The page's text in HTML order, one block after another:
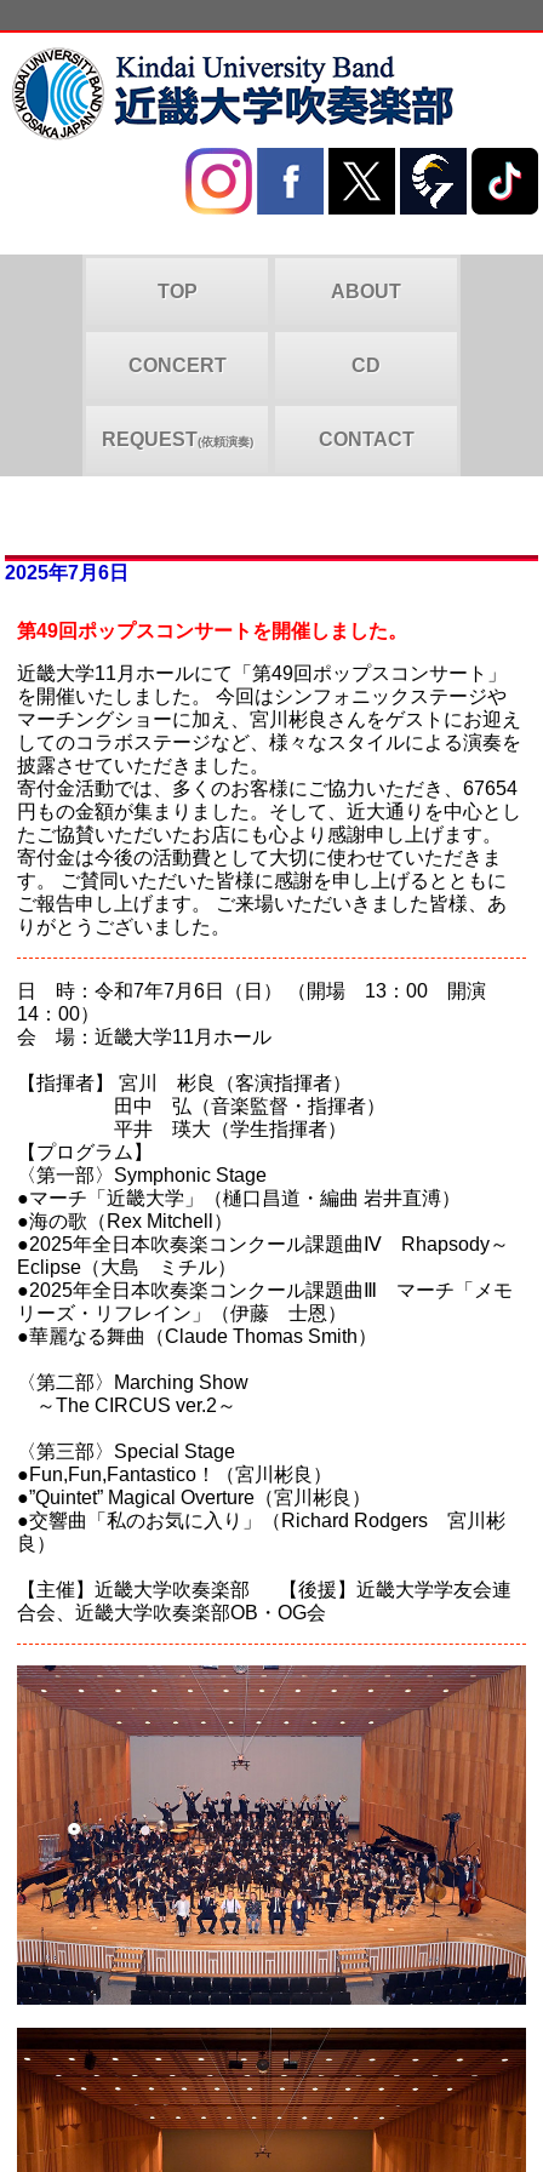
TOP ABOUT
CONCERT CD
REQUEST(依頼演奏) CONTACT
2025年7月6日
第49回ポップスコンサートを開催しました。
近畿大学11月ホールにて「第49回ポップスコンサート」
を開催いたしました。 今回はシンフォニックステージや
マーチングショーに加え、宮川彬良さんをゲストにお迎え
してのコラボステージなど、様々なスタイルによる演奏を
披露させていただきました。
寄付金活動では、多くのお客様にご協力いただき、67654
円もの金額が集まりました。そして、近大通りを中心とし
たご協賛いただいたお店にも心より感謝申し上げます。
寄付金は今後の活動費として大切に使わせていただきま
す。 ご賛同いただいた皆様に感謝を申し上げるとともに
ご報告申し上げます。 ご来場いただいきました皆様、あ
りがとうございました。
日 時：令和7年7月6日（日） （開場 13：00 開演
14：00）
会 場：近畿大学11月ホール
【指揮者】 宮川 彬良（客演指揮者）
田中 弘（音楽監督・指揮者）
平井 瑛大（学生指揮者）
【プログラム】
〈第一部〉Symphonic Stage
●マーチ「近畿大学」（樋口昌道・編曲 岩井直溥）
●海の歌（Rex Mitchell）
●2025年全日本吹奏楽コンクール課題曲Ⅳ Rhapsody～
Eclipse（大島 ミチル）
●2025年全日本吹奏楽コンクール課題曲Ⅲ マーチ「メモ
リーズ・リフレイン」（伊藤 士恩）
●華麗なる舞曲（Claude Thomas Smith）
〈第二部〉Marching Show
～The CIRCUS ver.2～
〈第三部〉Special Stage
●Fun,Fun,Fantastico！（宮川彬良）
●”Quintet” Magical Overture（宮川彬良）
●交響曲「私のお気に入り」（Richard Rodgers 宮川彬
良）
【主催】近畿大学吹奏楽部 【後援】近畿大学学友会連
合会、近畿大学吹奏楽部OB・OG会